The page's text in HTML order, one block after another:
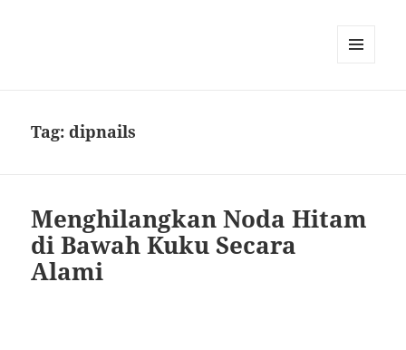
Tag:dipnails
Menghilangkan Noda Hitam
di Bawah Kuku Secara
Alami